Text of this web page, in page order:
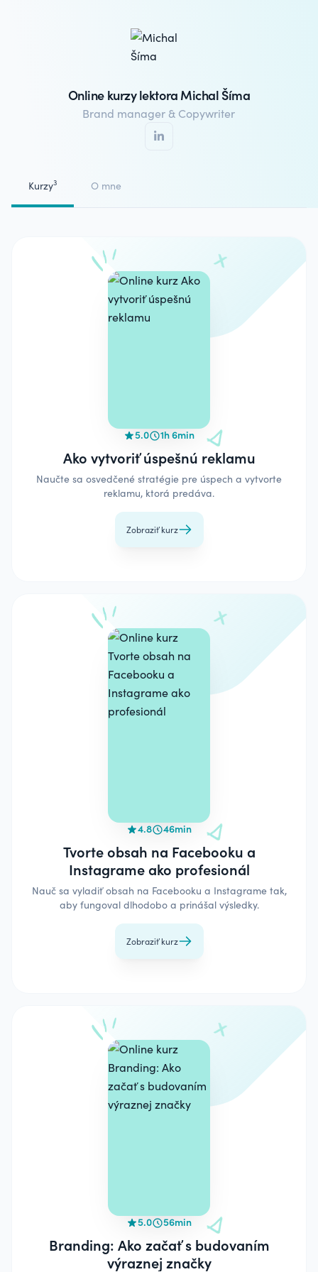
Online kurzy lektora Michal Šíma
Brand manager & Copywriter
Kurzy3 O mne
5.0 1h 6min
Ako vytvoriť úspešnú reklamu
Naučte sa osvedčené stratégie pre úspech a vytvorte
reklamu, ktorá predáva.
Zobraziť kurz
4.8 46min
Tvorte obsah na Facebooku a
Instagrame ako profesionál
Nauč sa vyladiť obsah na Facebooku a Instagrame tak,
aby fungoval dlhodobo a prinášal výsledky.
Zobraziť kurz
5.0 56min
Branding: Ako začať s budovaním
výraznej značky